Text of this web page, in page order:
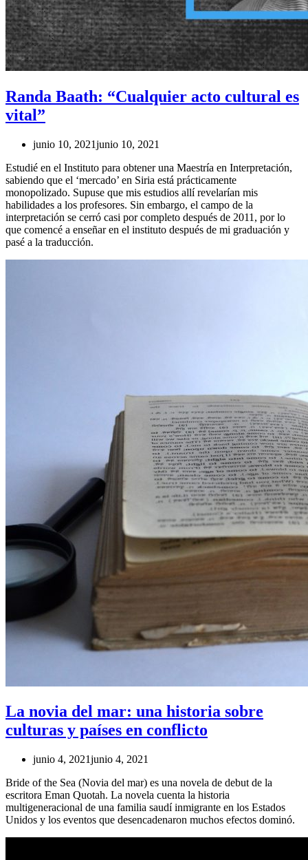
Randa Baath: “Cualquier acto cultural es
vital”
junio 10, 2021junio 10, 2021
Estudié en el Instituto para obtener una Maestría en Interpretación,
sabiendo que el ‘mercado’ en Siria está prácticamente
monopolizado. Supuse que mis estudios allí revelarían mis
habilidades a los profesores. Sin embargo, el campo de la
interpretación se cerró casi por completo después de 2011, por lo
que comencé a enseñar en el instituto después de mi graduación y
pasé a la traducción.
La novia del mar: una historia sobre
culturas y países en conflicto
junio 4, 2021junio 4, 2021
Bride of the Sea (Novia del mar) es una novela de debut de la
escritora Eman Quotah. La novela cuenta la historia
multigeneracional de una familia saudí inmigrante en los Estados
Unidos y los eventos que desencadenaron muchos efectos dominó.